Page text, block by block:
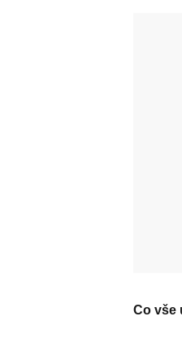
Co vše